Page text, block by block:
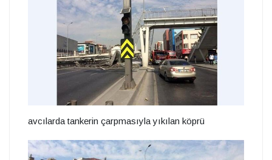
avcılarda tankerin çarpmasıyla yıkılan köprü